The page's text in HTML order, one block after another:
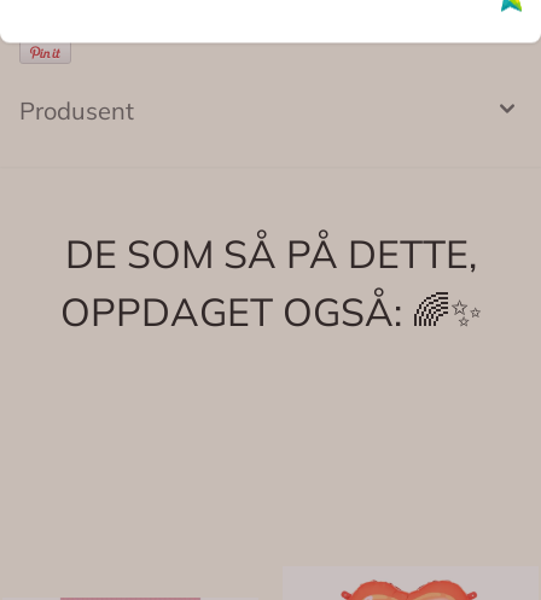
Produsent
DE SOM SÅ PÅ DETTE,
OPPDAGET OGSÅ: 🌈✨